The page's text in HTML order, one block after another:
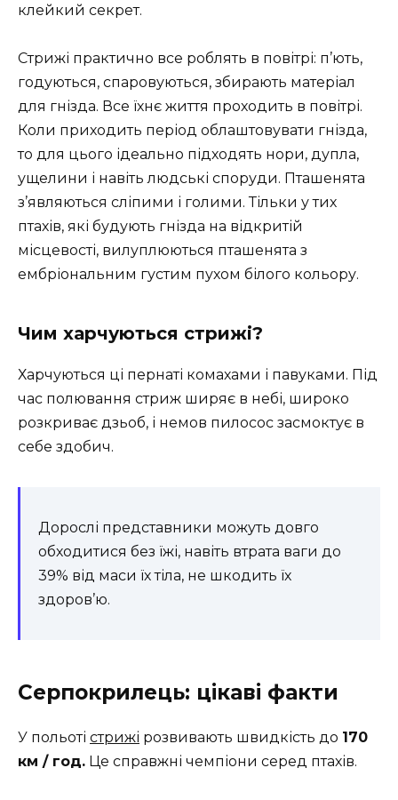
клейкий секрет.
Стрижі практично все роблять в повітрі: п’ють,
годуються, спаровуються, збирають матеріал
для гнізда. Все їхнє життя проходить в повітрі.
Коли приходить період облаштовувати гнізда,
то для цього ідеально підходять нори, дупла,
ущелини і навіть людські споруди. Пташенята
з’являються сліпими і голими. Тільки у тих
птахів, які будують гнізда на відкритій
місцевості, вилуплюються пташенята з
ембріональним густим пухом білого кольору.
Чим харчуються стрижі?
Харчуються ці пернаті комахами і павуками. Під
час полювання стриж ширяє в небі, широко
розкриває дзьоб, і немов пилосос засмоктує в
себе здобич.
Дорослі представники можуть довго
обходитися без їжі, навіть втрата ваги до
39% від маси їх тіла, не шкодить їх
здоров’ю.
Серпокрилець: цікаві факти
У польоті стрижі розвивають швидкість до 170
км / год. Це справжні чемпіони серед птахів.